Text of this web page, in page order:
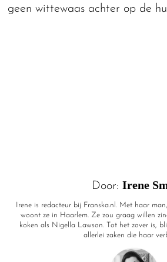
geen wittewaas achter op de
Door:Irene
Irene is redacteur bij Franska.nl. Met haar
woont ze in Haarlem. Ze zou graag willen
koken als Nigella Lawson. Tot het zover is,
allerlei zaken die haar